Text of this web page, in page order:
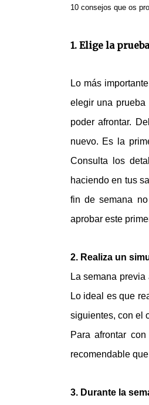
10 consejos que os
1. Elige la
Lo más
elegir una
poder afrontar.
nuevo. Es la
Consulta los
haciendo en tus
fin de semana
aprobar este
2. Realiza un
La semana
Lo ideal es que
siguientes, con el
Para afrontar
recomendable
3. Durante la